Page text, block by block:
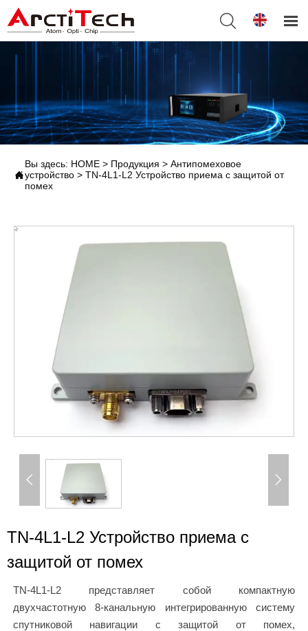
 

Вы здесь: HOME > Продукция > Антипомеховое
устройство > TN-4L1-L2 Устройство приема с защитой от
помех
 
TN-4L1-L2 Устройство приема с
защитой от помех
TN-4L1-L2 представляет собой компактную
двухчастотную 8-канальную интегрированную систему
спутниковой навигации с защитой от помех,